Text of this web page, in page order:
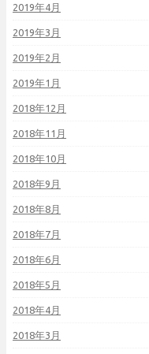
2019年4月
2019年3月
2019年2月
2019年1月
2018年12月
2018年11月
2018年10月
2018年9月
2018年8月
2018年7月
2018年6月
2018年5月
2018年4月
2018年3月